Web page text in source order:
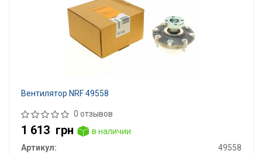
Вентилятор NRF 49558
0 отзывов
1 613 грн
в наличии
Артикул:
49558